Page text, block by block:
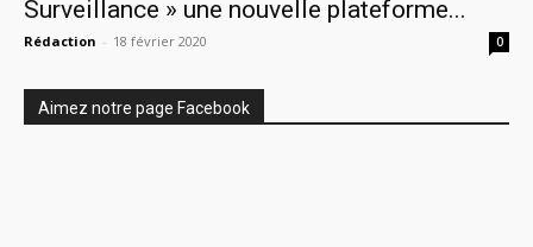
Surveillance » une nouvelle plateforme...
Rédaction - 18 février 2020 0
Aimez notre page Facebook